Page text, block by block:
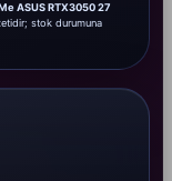
ASUS RTX3050 27
stok durumuna